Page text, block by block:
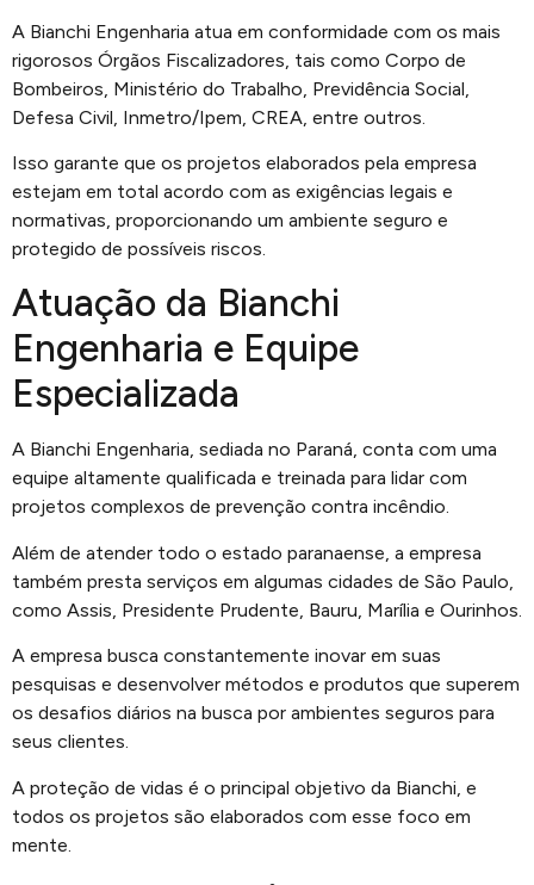
A Bianchi Engenharia atua em conformidade com os mais
rigorosos Órgãos Fiscalizadores, tais como Corpo de
Bombeiros, Ministério do Trabalho, Previdência Social,
Defesa Civil, Inmetro/Ipem, CREA, entre outros.
Isso garante que os projetos elaborados pela empresa
estejam em total acordo com as exigências legais e
normativas, proporcionando um ambiente seguro e
protegido de possíveis riscos.
Atuação da Bianchi
Engenharia e Equipe
Especializada
A Bianchi Engenharia, sediada no Paraná, conta com uma
equipe altamente qualificada e treinada para lidar com
projetos complexos de prevenção contra incêndio.
Além de atender todo o estado paranaense, a empresa
também presta serviços em algumas cidades de São Paulo,
como Assis, Presidente Prudente, Bauru, Marília e Ourinhos.
A empresa busca constantemente inovar em suas
pesquisas e desenvolver métodos e produtos que superem
os desafios diários na busca por ambientes seguros para
seus clientes.
A proteção de vidas é o principal objetivo da Bianchi, e
todos os projetos são elaborados com esse foco em
mente.